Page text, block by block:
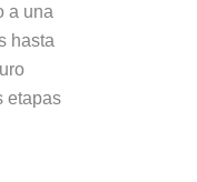
a una
hasta
etapas